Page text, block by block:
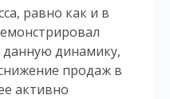
равно как и в
динамику,
продаж в
активно